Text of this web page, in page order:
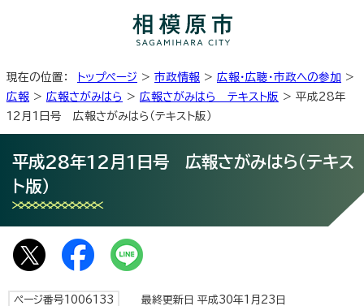
現在の位置： トップページ > 市政情報 > 広報・広聴・市政への参加 >
広報 > 広報さがみはら > 広報さがみはら テキスト版 > 平成28年
12月1日号 広報さがみはら（テキスト版）
平成28年12月1日号 広報さがみはら（テキス
ト版）
ページ番号1006133 最終更新日 平成30年1月23日